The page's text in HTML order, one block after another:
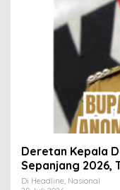
Deretan Kepala
Sepanjang 2026,
Widiyantoro
Di Headline, Nasional